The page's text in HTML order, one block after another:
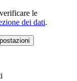
le
dei dati.